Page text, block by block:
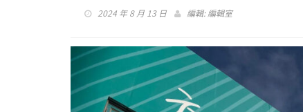
2024 年 8 月 13 日 編輯:編輯室